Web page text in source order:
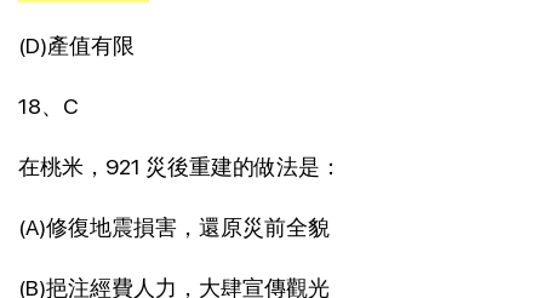
(D)產值有限
18、C
在桃米，921 災後重建的做法是：
(A)修復地震損害，還原災前全貌
(B)挹注經費人力，大肆宣傳觀光